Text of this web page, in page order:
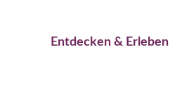
Entdecken & Erleben